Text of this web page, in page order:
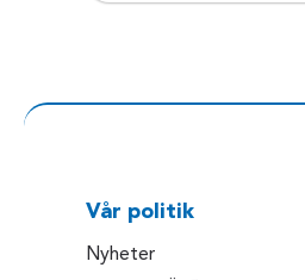
Vår politik
Nyheter